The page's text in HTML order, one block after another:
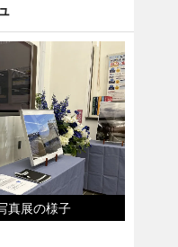
真展の様子